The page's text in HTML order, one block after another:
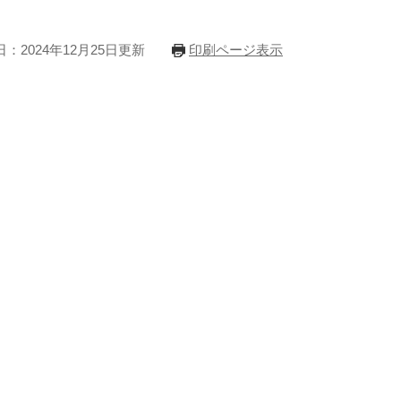
：2024年12月25日更新 印刷ページ表示